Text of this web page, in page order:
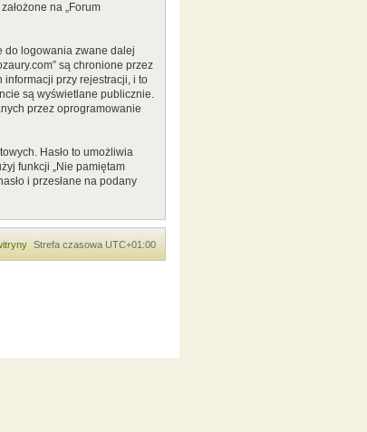
na „Forum
do logowania zwane dalej
są chronione przez
informacji przy rejestracji, i to
są wyświetlane publicznie.
przez oprogramowanie
Hasło to umożliwia
funkcji „Nie pamiętam
i przesłane na podany
Strefa czasowa UTC+01:00